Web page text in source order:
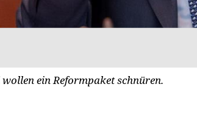
ein Reformpaket schnüren.